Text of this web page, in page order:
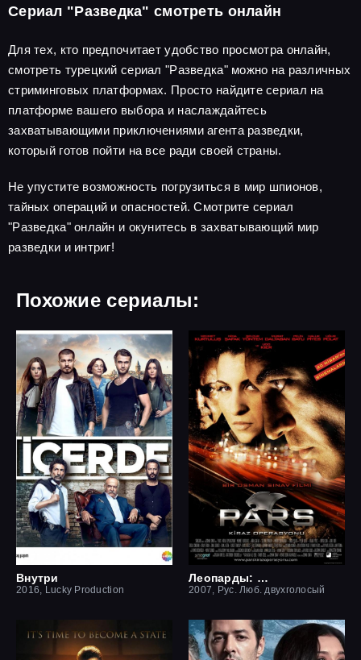
Сериал "Разведка" смотреть онлайн
Для тех, кто предпочитает удобство просмотра онлайн,
смотреть турецкий сериал "Разведка" можно на различных
стриминговых платформах. Просто найдите сериал на
платформе вашего выбора и наслаждайтесь
захватывающими приключениями агента разведки,
который готов пойти на все ради своей страны.
Не упустите возможность погрузиться в мир шпионов,
тайных операций и опасностей. Смотрите сериал
"Разведка" онлайн и окунитесь в захватывающий мир
разведки и интриг!
Похожие сериалы:
Внутри
2016, Lucky Production
Леопарды: Операция вишня
2007, Рус. Люб. двухголосый